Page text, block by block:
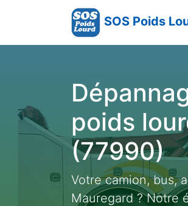
SOS Poids
poids
(77990)
Votre camion, bus,
Mauregard ? Notre